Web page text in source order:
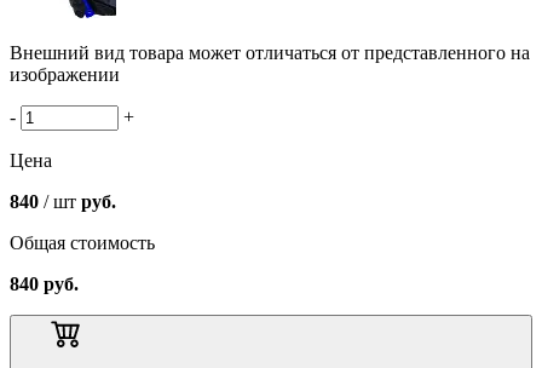
Внешний вид товара может отличаться от представленного на
изображении
- +
Цена
840 / шт руб.
Общая стоимость
840 руб.